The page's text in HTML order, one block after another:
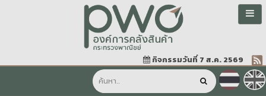
กิจกรรมวันที่ 7 ส.ค. 2569